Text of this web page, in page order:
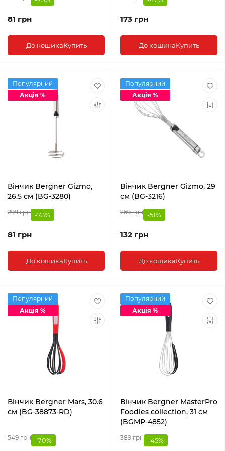
81 грн
До кошикаКупить
173 грн
До кошикаКупить
Популярний
Акція %
Вінчик Bergner Gizmo,
26.5 см (BG-3280)
299 грн -73%
81 грн
До кошикаКупить
Популярний
Акція %
Вінчик Bergner Gizmo, 29
см (BG-3216)
269 грн -51%
132 грн
До кошикаКупить
Популярний
Акція %
Вінчик Bergner Mars, 30.6
см (BG-38873-RD)
549 грн -70%
Популярний
Акція %
Вінчик Bergner MasterPro
Foodies collection, 31 см
(BGMP-4852)
389 грн -45%